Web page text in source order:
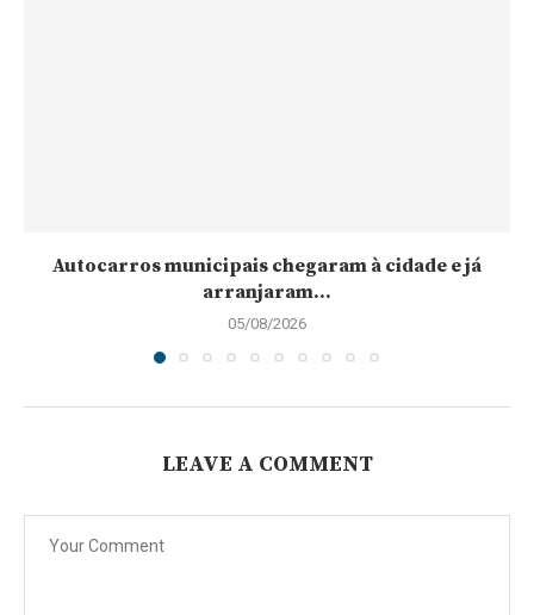
Autocarros municipais chegaram à cidade e já
arranjaram...
05/08/2026
LEAVE A COMMENT